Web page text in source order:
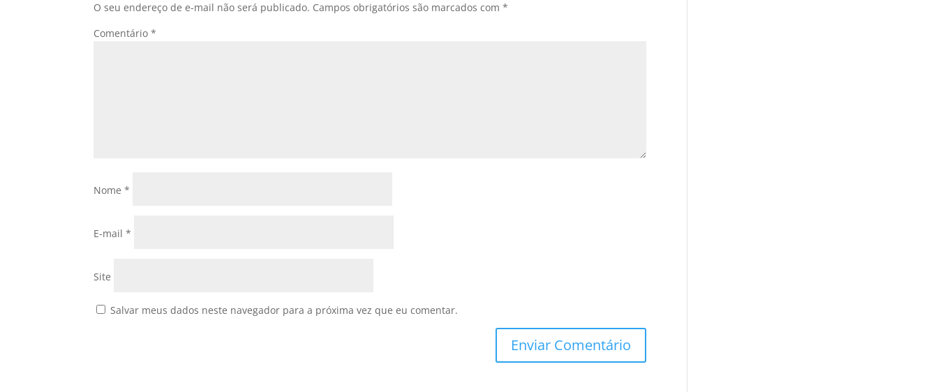
O seu endereço de e-mail não será publicado. Campos obrigatórios são marcados com*
Comentário*
Nome*
E-mail*
Site
Salvar meus dados neste navegador para a próxima vez que eu comentar.